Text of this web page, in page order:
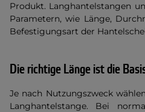
Produkt. Langhantelstangen
Parametern, wie Länge,
Befestigungsart der
Die richtige Länge ist die
Je nach Nutzungszweck
Langhantelstange. Bei